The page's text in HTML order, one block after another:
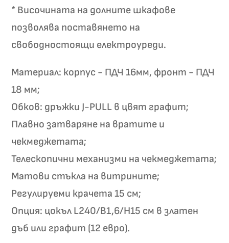
* Височината на долните шкафове
позволява поставянето на
свободностоящи електроуреди.
Материал: корпус - ПДЧ 16мм, фронт - ПДЧ
18 мм;
Обков: дръжки J-PULL в цвят графит;
Плавно затваряне на вратите и
чекмеджетата;
Телескопични механизми на чекмеджетата;
Матови стъкла на витрините;
Регулируеми крачета 15 см;
Опция: цокъл L240/B1,6/H15 см в златен
дъб или графит (12 евро).